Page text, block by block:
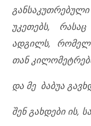
უკეთებს,
ადგილს,
თან
და მე ბაბუა
შენ გახდები ის,